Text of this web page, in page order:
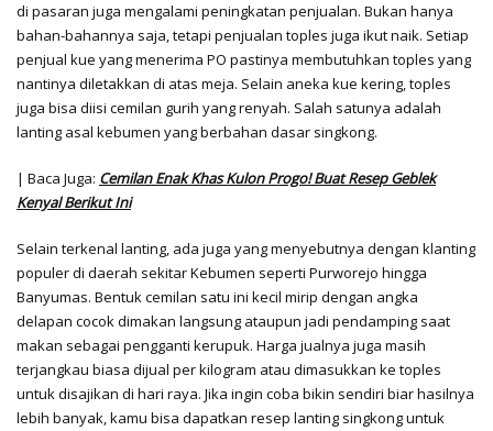
di pasaran juga mengalami peningkatan penjualan. Bukan hanya
bahan-bahannya saja, tetapi penjualan toples juga ikut naik. Setiap
penjual kue yang menerima PO pastinya membutuhkan toples yang
nantinya diletakkan di atas meja. Selain aneka kue kering, toples
juga bisa diisi cemilan gurih yang renyah. Salah satunya adalah
lanting asal kebumen yang berbahan dasar singkong.
| Baca Juga: Cemilan Enak Khas Kulon Progo! Buat Resep Geblek
Kenyal Berikut Ini
Selain terkenal lanting, ada juga yang menyebutnya dengan klanting
populer di daerah sekitar Kebumen seperti Purworejo hingga
Banyumas. Bentuk cemilan satu ini kecil mirip dengan angka
delapan cocok dimakan langsung ataupun jadi pendamping saat
makan sebagai pengganti kerupuk. Harga jualnya juga masih
terjangkau biasa dijual per kilogram atau dimasukkan ke toples
untuk disajikan di hari raya. Jika ingin coba bikin sendiri biar hasilnya
lebih banyak, kamu bisa dapatkan resep lanting singkong untuk